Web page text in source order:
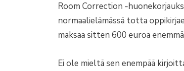
Room Correction -
normaalielämässä totta
maksaa sitten 600 euroa
Ei ole mieltä sen enempää